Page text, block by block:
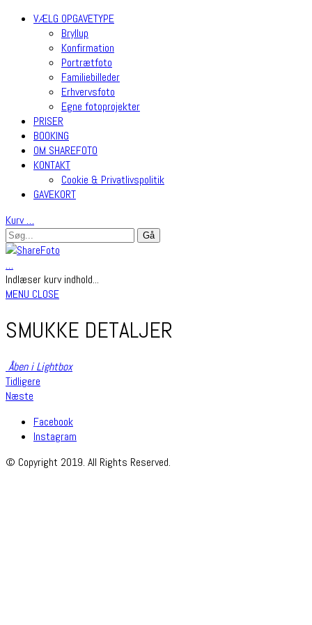
VÆLG OPGAVETYPE
Bryllup
Konfirmation
Portrætfoto
Familiebilleder
Erhvervsfoto
Egne fotoprojekter
PRISER
BOOKING
OM SHAREFOTO
KONTAKT
Cookie & Privatlivspolitik
GAVEKORT
Kurv…
…
Indlæser kurv indhold...
MENU CLOSE
SMUKKE DETALJER
Åben i Lightbox
Tidligere
Næste
Facebook
Instagram
© Copyright 2019. All Rights Reserved.